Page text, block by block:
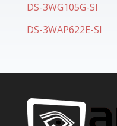
DS-3WG105G-SI
DS-3WAP622E-SI